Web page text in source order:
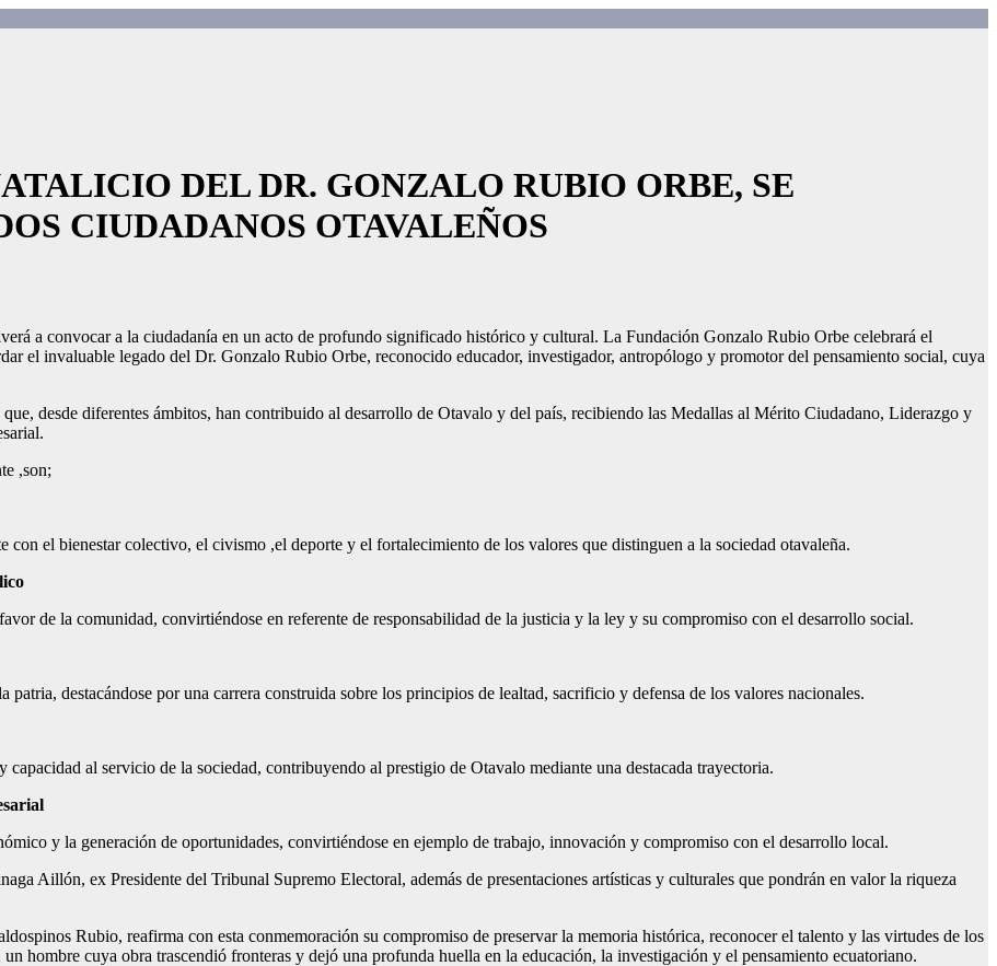
DEL DR. GONZALO RUBIO ORBE, SE
CIUDADANOS OTAVALEÑOS
a convocar a la ciudadanía en un acto de profundo significado histórico y cultural. La Fundación Gonzalo Rubio Orbe celebrará el
el invaluable legado del Dr. Gonzalo Rubio Orbe, reconocido educador, investigador, antropólogo y promotor del pensamiento social, cuya
desde diferentes ámbitos, han contribuido al desarrollo de Otavalo y del país, recibiendo las Medallas al Mérito Ciudadano, Liderazgo y
,son;
el bienestar colectivo, el civismo ,el deporte y el fortalecimiento de los valores que distinguen a la sociedad otavaleña.
de la comunidad, convirtiéndose en referente de responsabilidad de la justicia y la ley y su compromiso con el desarrollo social.
destacándose por una carrera construida sobre los principios de lealtad, sacrificio y defensa de los valores nacionales.
al servicio de la sociedad, contribuyendo al prestigio de Otavalo mediante una destacada trayectoria.
y la generación de oportunidades, convirtiéndose en ejemplo de trabajo, innovación y compromiso con el desarrollo local.
Aillón, ex Presidente del Tribunal Supremo Electoral, además de presentaciones artísticas y culturales que pondrán en valor la riqueza
Rubio, reafirma con esta conmemoración su compromiso de preservar la memoria histórica, reconocer el talento y las virtudes de los
hombre cuya obra trascendió fronteras y dejó una profunda huella en la educación, la investigación y el pensamiento ecuatoriano.